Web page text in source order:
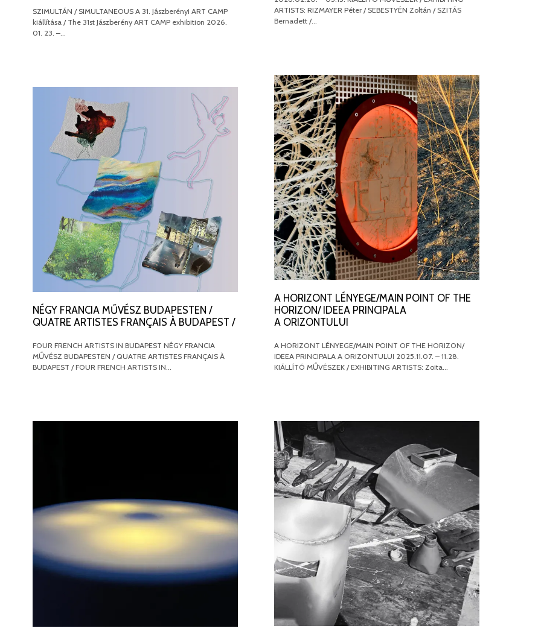
ARTISTS: RIZMAYER Péter / SEBESTYÉN Zoltán / SZITÁS
Bernadett /…
SZIMULTÁN / SIMULTANEOUS A 31. Jászberényi ART CAMP
kiállítása / The 31st Jászberény ART CAMP exhibition 2026.
01. 23. –…
A HORIZONT LÉNYEGE/MAIN POINT OF THE
HORIZON/ IDEEA PRINCIPALA
A ORIZONTULUI
A HORIZONT LÉNYEGE/MAIN POINT OF THE HORIZON/
IDEEA PRINCIPALA A ORIZONTULUI 2025.11.07. – 11.28.
KIÁLLÍTÓ MŰVÉSZEK / EXHIBITING ARTISTS: Zoita…
NÉGY FRANCIA MŰVÉSZ BUDAPESTEN /
QUATRE ARTISTES FRANÇAIS À BUDAPEST /
FOUR FRENCH ARTISTS IN BUDAPEST NÉGY FRANCIA
MŰVÉSZ BUDAPESTEN / QUATRE ARTISTES FRANÇAIS À
BUDAPEST / FOUR FRENCH ARTISTS IN…